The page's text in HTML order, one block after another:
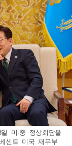
미·중 정상회담을
센트 미국 재무부